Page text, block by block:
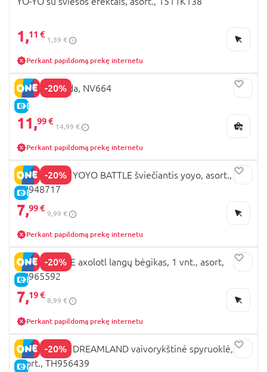
1,11 €
1,39 €
Perkant papildomą prekę internetu
-20%
E-KAINA
Minkšta Panda, NV664
11,99 €
14,99 €
Perkant papildomą prekę internetu
-20%
E-KAINA
TRENDHAUS YOYO BATTLE šviečiantis yoyo, asort.,
TH948717
7,99 €
9,99 €
Perkant papildomą prekę internetu
-20%
E-KAINA
TRENDHAUSE axolotl langų bėgikas, 1 vnt., asort,
TH965592
7,19 €
8,99 €
Perkant papildomą prekę internetu
-20%
E-KAINA
TRENDHAUS DREAMLAND vaivorykštinė spyruoklė,
asort., TH956439